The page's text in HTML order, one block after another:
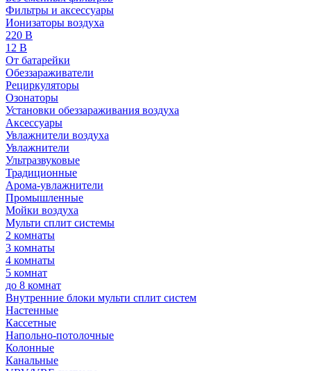
Фильтры и аксессуары
Ионизаторы воздуха
220 В
12 В
От батарейки
Обеззараживатели
Рециркуляторы
Озонаторы
Установки обеззараживания воздуха
Аксессуары
Увлажнители воздуха
Увлажнители
Ультразвуковые
Традиционные
Арома-увлажнители
Промышленные
Мойки воздуха
Мульти сплит системы
2 комнаты
3 комнаты
4 комнаты
5 комнат
до 8 комнат
Внутренние блоки мульти сплит систем
Настенные
Кассетные
Напольно-потолочные
Колонные
Канальные